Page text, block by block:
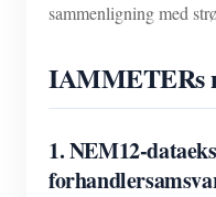
sammenligning med
IAMMETERs
1. NEM12-